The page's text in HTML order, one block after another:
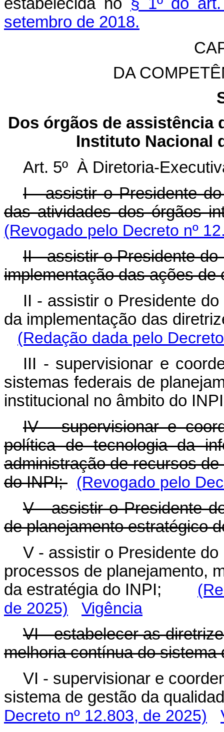
setembro de 2018.
DA
Dos órgãos de assistência
Instituto Nacional
Art. 5º À Diretoria-
I - assistir o Presidente
das atividades dos órgãos
(Revogado pelo Decreto nº
II - assistir o Presidente
implementação das ações de
II - assistir o Presidente
da implementação das
(Redação dada pelo
III - supervisionar e
sistemas federais de
institucional no âmbito do
IV - supervisionar e
política de tecnologia da
administração de recursos
do INPI; (Revogado pelo
V - assistir o Presidente
de planejamento estratégico
V - assistir o Presidente
processos de planejamento,
da estratégia do INPI;
de 2025)
Vigência
VI - estabelecer as
melhoria contínua do
VI - supervisionar e
sistema de gestão da
Decreto nº 12.803, de 2025)